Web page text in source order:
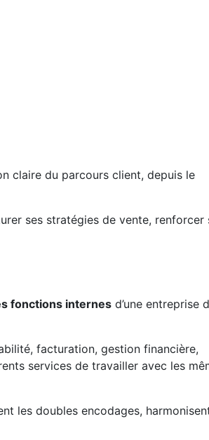
claire du parcours client, depuis le
ses stratégies de vente, renforcer
fonctions internes d’une entreprise
facturation, gestion financière,
services de travailler avec les
les doubles encodages,